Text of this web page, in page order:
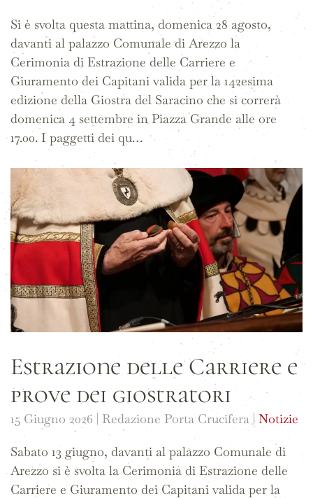
Si è svolta questa mattina, domenica 28 agosto,
davanti al palazzo Comunale di Arezzo la
Cerimonia di Estrazione delle Carriere e
Giuramento dei Capitani valida per la 142esima
edizione della Giostra del Saracino che si correrà
domenica 4 settembre in Piazza Grande alle ore
17.00. I paggetti dei qu…
Estrazione delle Carriere e
prove dei giostratori
15 Giugno 2026 | Redazione Porta Crucifera | Notizie
Sabato 13 giugno, davanti al palazzo Comunale di
Arezzo si è svolta la Cerimonia di Estrazione delle
Carriere e Giuramento dei Capitani valida per la